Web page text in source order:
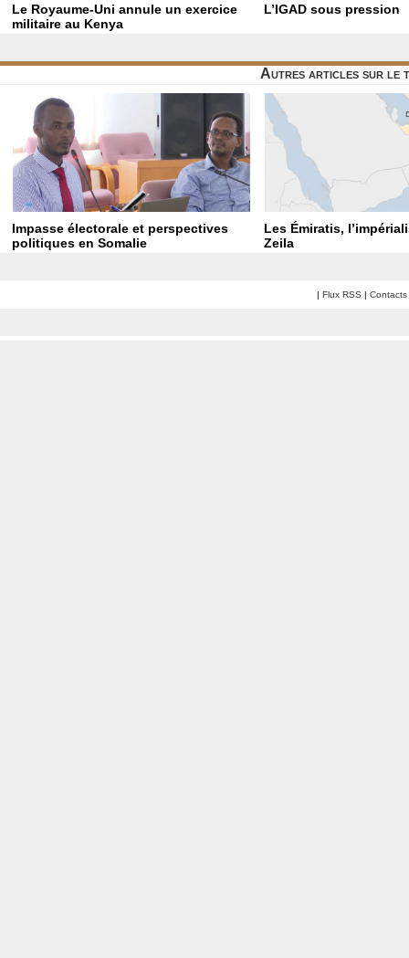
Le Royaume-Uni annule un exercice
militaire au Kenya
L’IGAD sous pression
Autres articles sur le
Impasse électorale et perspectives
politiques en Somalie
Les Émiratis,
Zeila
| Flux RSS | Contacts